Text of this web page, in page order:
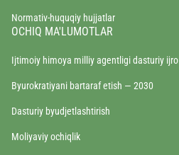
Normativ-huquqiy hujjatlar
OCHIQ MA'LUMOTLAR
Ijtimoiy himoya milliy agentligi dasturiy ijro
Byurokratiyani bartaraf etish — 2030
Dasturiy byudjetlashtirish
Moliyaviy ochiqlik